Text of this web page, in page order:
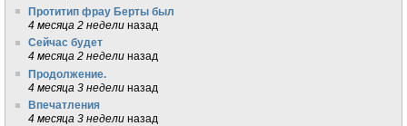
Протитип фрау Берты был
4 месяца 2 недели назад
Сейчас будет
4 месяца 2 недели назад
Продолжение.
4 месяца 3 недели назад
Впечатления
4 месяца 3 недели назад